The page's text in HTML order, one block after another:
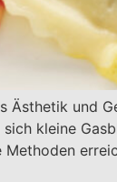
Ästhetik und
kleine